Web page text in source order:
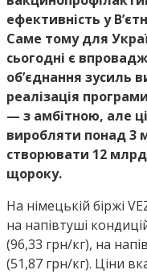
ефективність у
Саме тому для
сьогодні є
об’єднання зусиль
реалізація програми
— з амбітною, але
виробляти понад 3
створювати 12 млрд
щороку.
На німецькій біржі
на напівтуші
(96,33 грн/кг), на
(51,87 грн/кг). Ціни